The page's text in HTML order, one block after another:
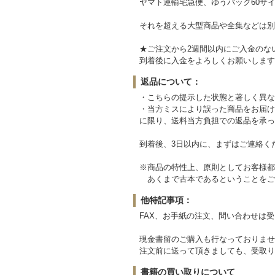
ヤマト運輸宅急便、ゆうパック60
それを超える大型商品や全集などは
★ご注文から2週間以内にご入金のな
到着後に入金をよろしくお願いしま
返品について：
・こちらの提示した状態と著しく異
・当方ミスにより誤った商品をお届
に限り、送料当方負担での返品を承
到着後、3日以内に、まずはご連絡く
※商品の特性上、原則としてお客様
あくまで古本であるということを
他特記事項：
FAX、お手紙の注文、問い合わせは
現金書留のご購入も行なっておりま
注文前に送って頂きましても、受取
書籍の買い取りについて